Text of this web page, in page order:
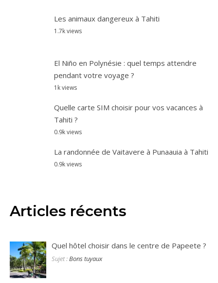
pendant votre voyage ?
1k views
Tahiti ?
0.9k views
0.9k views
Articles récents
Bons tuyaux
Où retirer de l’argent en Polynésie française ?
Sujet :Bons tuyaux